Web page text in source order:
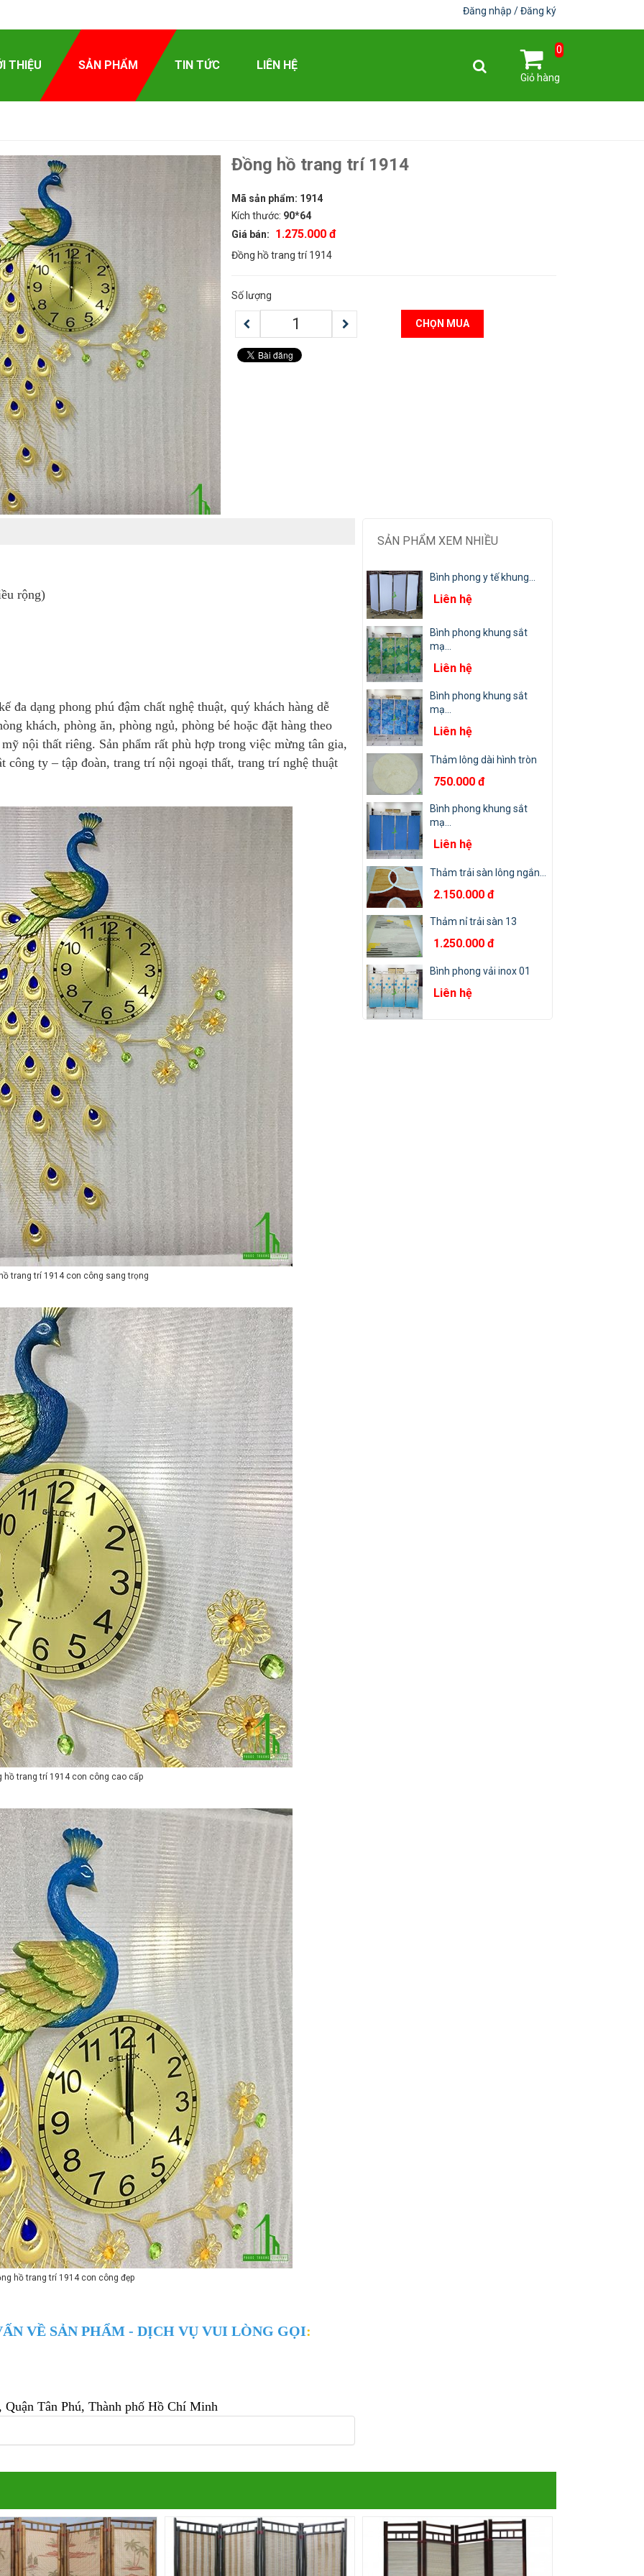
Đăng nhập Đăng ký
THIỆU SẢN PHẨM TIN TỨC LIÊN HỆ
0
Giỏ hàng
Đồng hồ trang trí 1914
Mã sản phẩm: 1914
Kích thước: 90*64
Giá bán:
1.275.000 đ
Đồng hồ trang trí 1914
Số lượng
CHỌN MUA
rộng)
dạng phong phú đậm chất nghệ thuật, quý khách hàng dễ
khách, phòng ăn, phòng ngủ, phòng bé hoặc đặt hàng theo
nội thất riêng. Sản phẩm rất phù hợp trong việc mừng tân gia,
công ty – tập đoàn, trang trí nội ngoại thất, trang trí nghệ thuật
trang trí 1914 con công sang trọng
hồ trang trí 1914 con công cao cấp
hồ trang trí 1914 con công đẹp
VỀ SẢN PHẨM - DỊCH VỤ VUI LÒNG GỌI:
Tân Phú, Thành phố Hồ Chí Minh
SẢN PHẨM XEM NHIỀU
Bình phong y tế khung...
Liên hệ
Bình phong khung sắt
mạ...
Liên hệ
Bình phong khung sắt
mạ...
Liên hệ
Thảm lông dài hình tròn
750.000 đ
Bình phong khung sắt
mạ...
Liên hệ
Thảm trải sàn lông ngắn...
2.150.000 đ
Thảm nỉ trải sàn 13
1.250.000 đ
Bình phong vải inox 01
Liên hệ